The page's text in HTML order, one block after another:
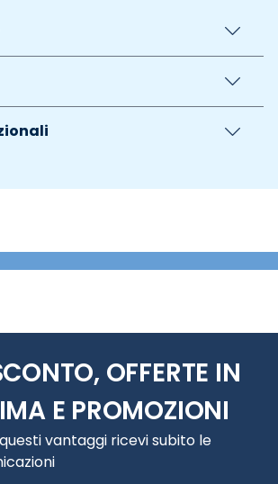
OFFERTE IN
E PROMOZIONI
vantaggi ricevi subito le